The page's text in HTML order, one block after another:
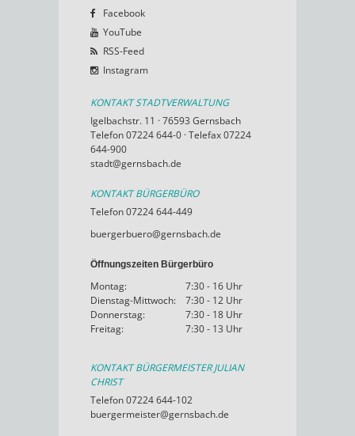
Facebook
YouTube
RSS-Feed
Instagram
KONTAKT STADTVERWALTUNG
Igelbachstr. 11 · 76593 Gernsbach
Telefon 07224 644-0 · Telefax 07224
644-900
stadt@gernsbach.de
KONTAKT BÜRGERBÜRO
Telefon 07224 644-449
buergerbuero@gernsbach.de
Öffnungszeiten Bürgerbüro
Montag:
7:30 - 16 Uhr
Dienstag-Mittwoch:
7:30 - 12 Uhr
Donnerstag:
7:30 - 18 Uhr
Freitag:
7:30 - 13 Uhr
KONTAKT BÜRGERMEISTER JULIAN
CHRIST
Telefon 07224 644-102
buergermeister@gernsbach.de